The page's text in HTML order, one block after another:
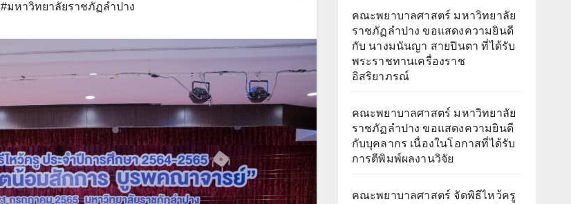
#มหาวิทยาลัยราชภัฏลำปาง
คณะพยาบาลศาสตร์ มหาวิทยาลัย
ราชภัฏลำปาง ขอแสดงความยินดี
กับ นางมนันญา สายปินตา ที่ได้รับ
พระราชทานเครื่องราช
อิสริยาภรณ์
คณะพยาบาลศาสตร์ มหาวิทยาลัย
ราชภัฏลำปาง ขอแสดงความยินดี
กับบุคลากร เนื่องในโอกาสที่ได้รับ
การตีพิมพ์ผลงานวิจัย
คณะพยาบาลศาสตร์ จัดพิธีไหว้ครู